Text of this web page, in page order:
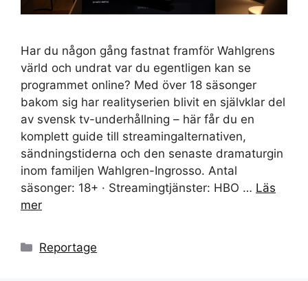
Har du någon gång fastnat framför Wahlgrens
värld och undrat var du egentligen kan se
programmet online? Med över 18 säsonger
bakom sig har realityserien blivit en självklar del
av svensk tv-underhållning – här får du en
komplett guide till streamingalternativen,
sändningstiderna och den senaste dramaturgin
inom familjen Wahlgren-Ingrosso. Antal
säsonger: 18+ · Streamingtjänster: HBO … Läs
mer
Kategorier
Reportage